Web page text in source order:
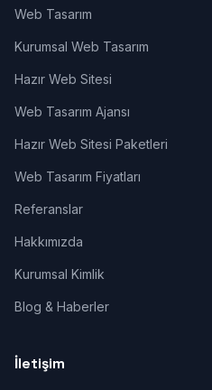
Web Tasarım
Kurumsal Web Tasarım
Hazır Web Sitesi
Web Tasarım Ajansı
Hazır Web Sitesi Paketleri
Web Tasarım Fiyatları
Referanslar
Hakkımızda
Kurumsal Kimlik
Blog & Haberler
İletişim